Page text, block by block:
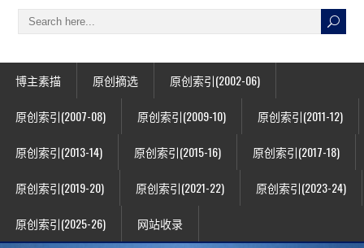
博主素描 原创摘选 原创索引(2002-06)
原创索引(2007-08) 原创索引(2009-10) 原创索引(2011-12)
原创索引(2013-14) 原创索引(2015-16) 原创索引(2017-18)
原创索引(2019-20) 原创索引(2021-22) 原创索引(2023-24)
原创索引(2025-26) 网站收录